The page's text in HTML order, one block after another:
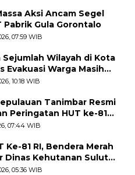
Aksi Ancam Segel
Pabrik Gula Gorontalo
07:59 WIB
Sejumlah Wilayah di Kota
Evakuasi Warga Masih
10:18 WIB
Tanimbar Resmi
Peringatan HUT ke-81
ASN Diajak Perkuat
07:44 WIB
Ke-81 RI, Bendera Merah
Dinas Kehutanan Sulut
05:36 WIB